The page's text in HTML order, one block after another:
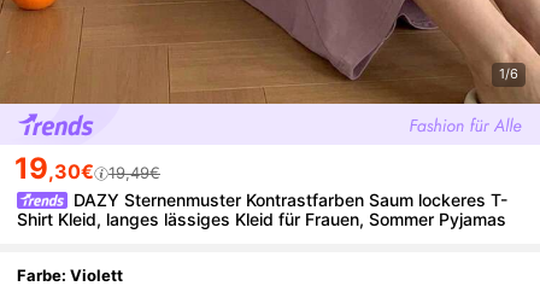
1/6
19,30€ 19,49€
DAZY Sternenmuster Kontrastfarben Saum lockeres T-
Shirt Kleid, langes lässiges Kleid für Frauen, Sommer Pyjamas
Farbe: Violett